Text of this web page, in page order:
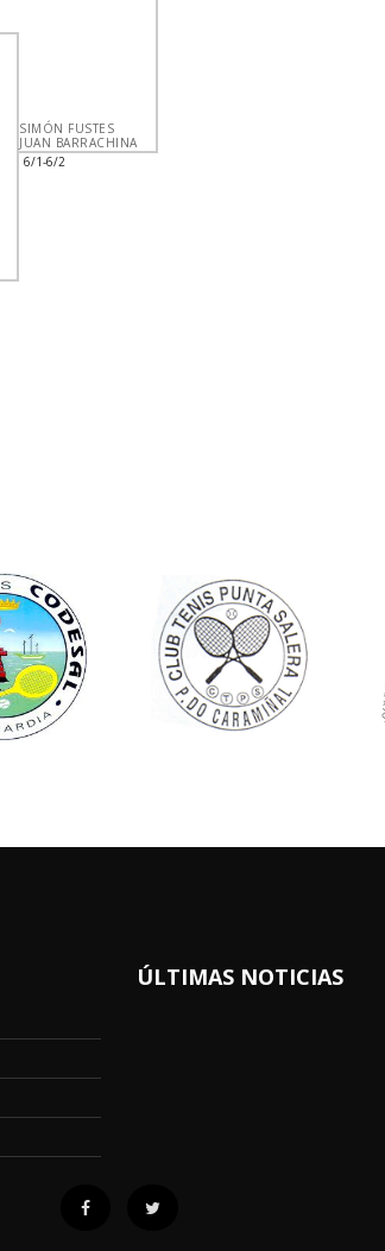
SIMÓN FUSTES
JUAN BARRACHINA
6/1-6/2
ÚLTIMAS NOTICIAS